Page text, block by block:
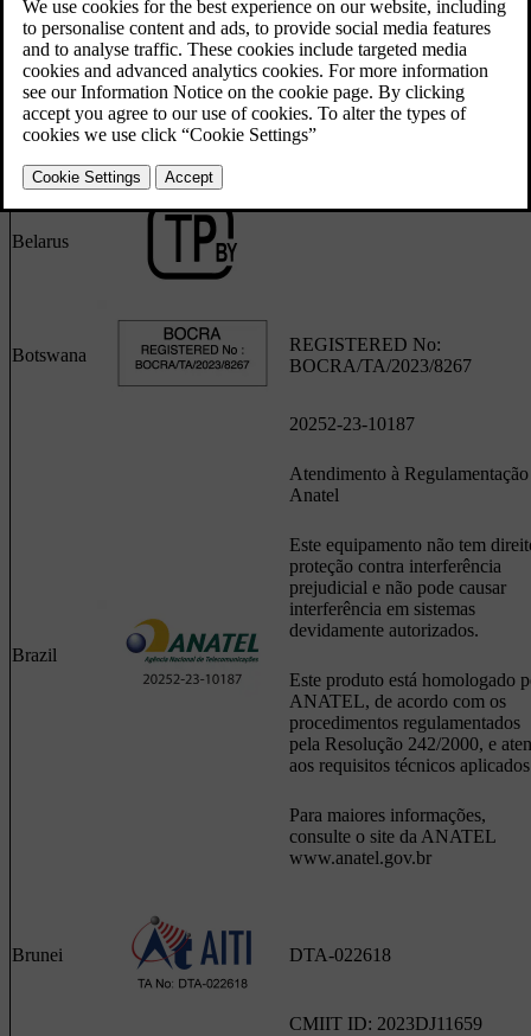
Argentina C-29148
Australia
Belarus
Botswana
REGISTERED No:
BOCRA/TA/2023/8267
Brazil
20252-23-10187
Atendimento à Regulamentação
Anatel
Este equipamento não tem
proteção contra interferência
prejudicial e não pode causar
interferência em sistemas
devidamente autorizados.
Este produto está homologado
ANATEL, de acordo com os
procedimentos regulamentados
pela Resolução 242/2000, e
aos requisitos técnicos
Para maiores informações,
consulte o site da ANATEL
www.anatel.gov.br
Brunei DTA-022618
CMIIT ID: 2023DJ11659